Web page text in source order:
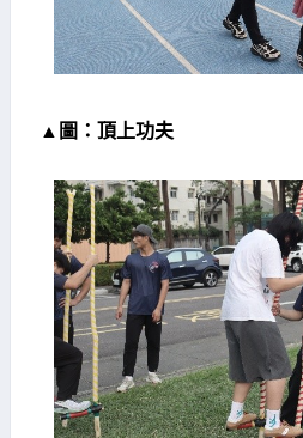
▲圖：頂上功夫